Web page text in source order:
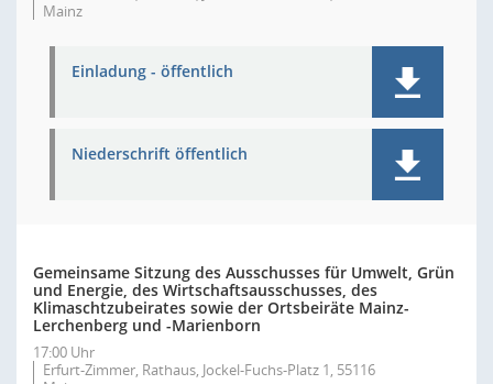
Mainz
Einladung - öffentlich
Niederschrift öffentlich
Gemeinsame Sitzung des Ausschusses für Umwelt, Grün
und Energie, des Wirtschaftsausschusses, des
Klimaschtzubeirates sowie der Ortsbeiräte Mainz-
Lerchenberg und -Marienborn
17:00 Uhr
Erfurt-Zimmer, Rathaus, Jockel-Fuchs-Platz 1, 55116